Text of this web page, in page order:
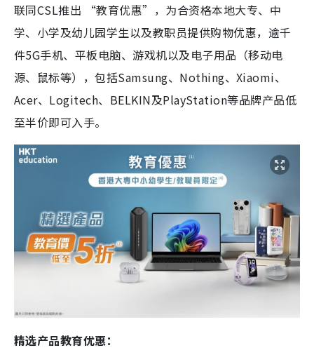
联同CSL推出 “教育优惠”，为合资格本地大专、中
学、小学及幼儿园学生以及教职员提供购物优惠，逾千
件5G手机、平板电脑、游戏机以及电子用品（移动电
源、鼠标等），包括Samsung、Nothing、Xiaomi、
Acer、Logitech、BELKIN及PlayStation等品牌产品低
至半价即可入手。
精选产品教育优惠：